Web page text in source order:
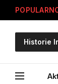
Historie